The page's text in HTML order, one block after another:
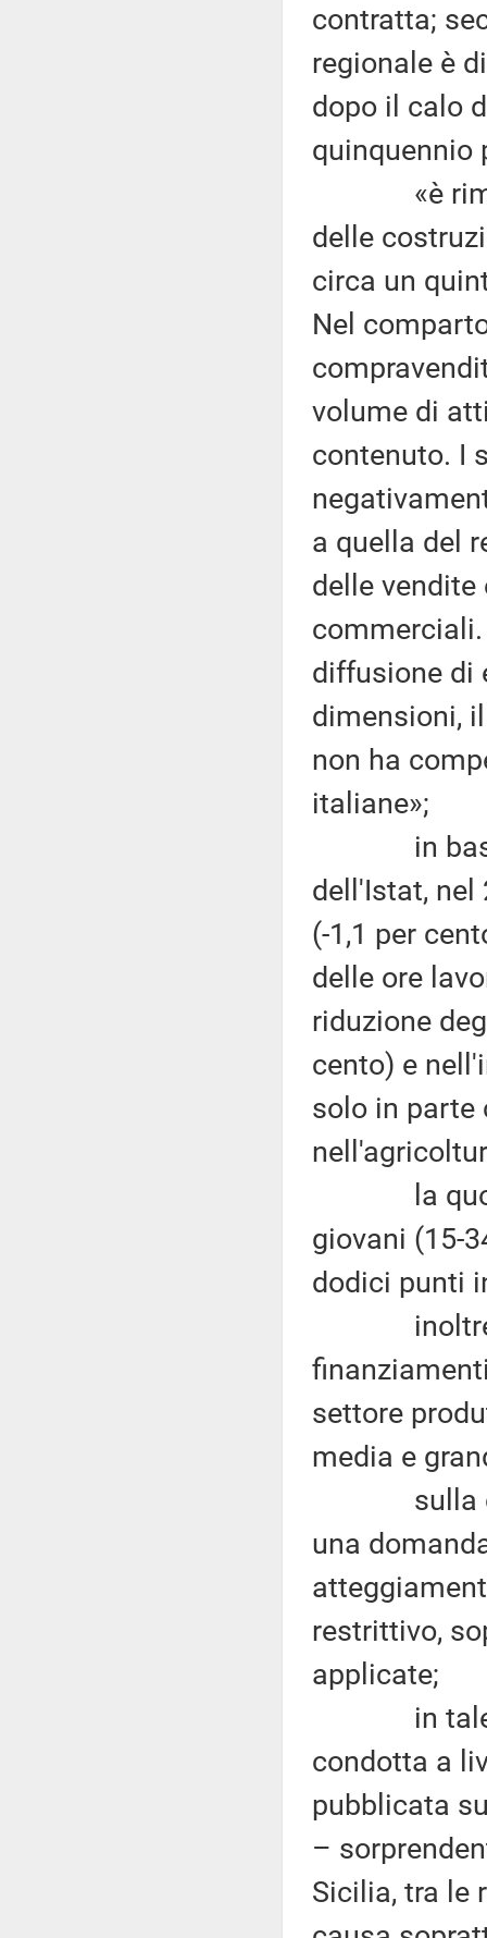
contratta;
regionale è
dopo il calo
quinquennio
«è
delle
circa un
Nel
volume di
contenuto. I
a quella del
delle
diffusione di
dimensioni,
non ha
italiane»;
in base
dell'Istat, nel
(-1,1 per
delle ore
riduzione
cento) e
solo in parte
la quota
giovani (15-
dodici punti
inoltre
settore
media e
sulla
una
restrittivo,
applicate;
in tale
condotta a
pubblicata
–
Sicilia, tra le